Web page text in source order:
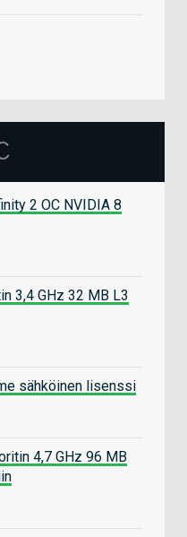
2 OC NVIDIA 8
3,4 GHz 32 MB L3
sähköinen lisenssi
4,7 GHz 96 MB